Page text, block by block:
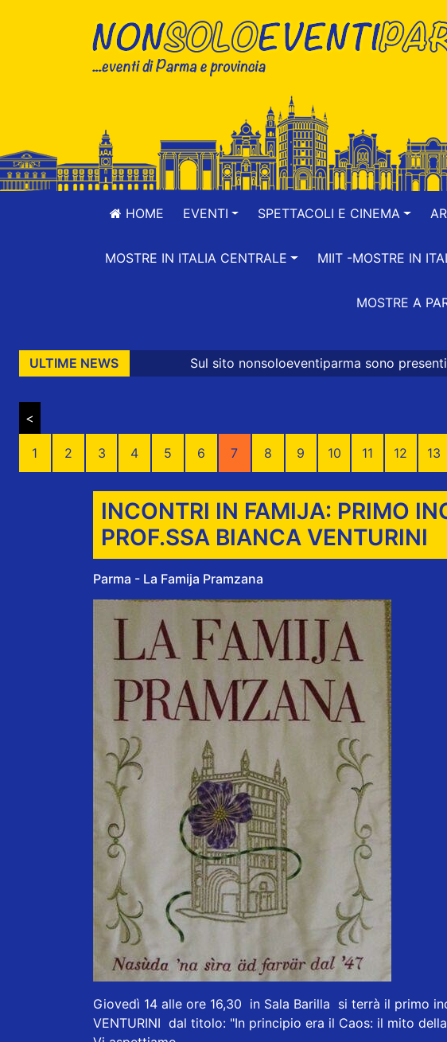
HOME EVENTI SPETTACOLI E CINEMA
MOSTRE IN ITALIA CENTRALE MIIT -MOSTRE IN
MOSTRE A
ULTIME NEWS
Sul sito nonsoloeventiparma sono presenti messaggi
<
1 2 3 4 5 6 7 8 9 10 11 12 13
INCONTRI IN FAMIJA: PRIMO
PROF.SSA BIANCA VENTURINI
Parma - La Famija Pramzana
Giovedì 14 alle ore 16,30 in Sala Barilla si terrà il primo
VENTURINI dal titolo: "In principio era il Caos: il mito